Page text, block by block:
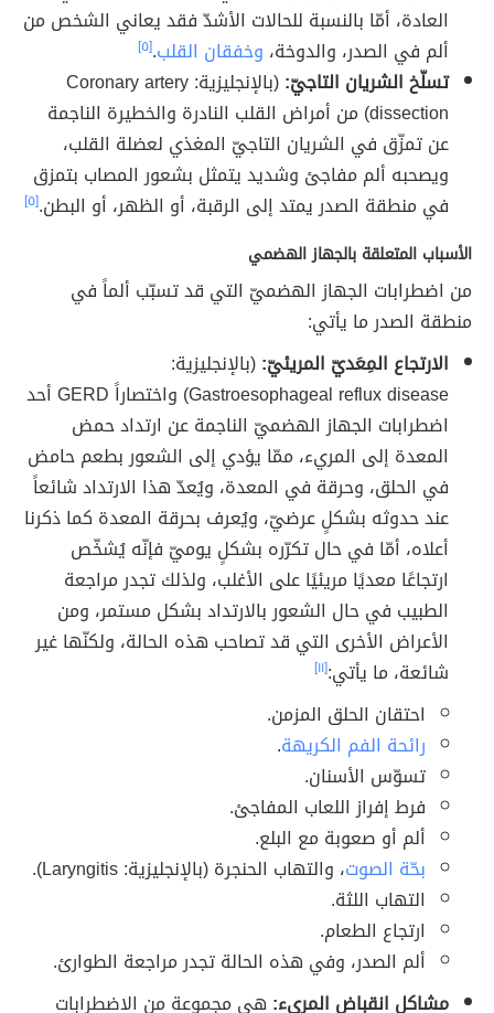
العادة، أمّا بالنسبة للحالات الأشدّ فقد يعاني الشخص من
ألم في الصدر، والدوخة، وخفقان القلب.[٥]
تسلّخ الشريان التاجيّ:
(بالإنجليزية: Coronary artery
dissection) من أمراض القلب النادرة والخطيرة الناجمة
عن تمزّق في الشريان التاجيّ المغذي لعضلة القلب،
ويصحبه ألم مفاجئ وشديد يتمثل بشعور المصاب بتمزق
في منطقة الصدر يمتد إلى الرقبة، أو الظهر، أو البطن.[٥]
الأسباب المتعلقة بالجهاز الهضمي
من اضطرابات الجهاز الهضميّ التي قد تسبّب ألماً في
منطقة الصدر ما يأتي:
الارتجاع المِعَديّ المريئيّ:(بالإنجليزية:
Gastroesophageal reflux disease) واختصاراً GERD أحد
اضطرابات الجهاز الهضميّ الناجمة عن ارتداد حمض
المعدة إلى المريء، ممّا يؤدي إلى الشعور بطعم حامض
في الحلق، وحرقة في المعدة، ويُعدّ هذا الارتداد شائعاً
عند حدوثه بشكلٍ عرضيّ، ويُعرف بحرقة المعدة كما ذكرنا
أعلاه، أمّا في حال تكرّره بشكلٍ يوميّ فإنّه يُشخّص
ارتجاعًا معديًا مريئيًا على الأغلب، ولذلك تجدر مراجعة
الطبيب في حال الشعور بالارتداد بشكل مستمر، ومن
الأعراض الأخرى التي قد تصاحب هذه الحالة، ولكنّها غير
شائعة، ما يأتي:[١١]
احتقان الحلق المزمن.
رائحة الفم الكريهة.
تسوّس الأسنان.
فرط إفراز اللعاب المفاجئ.
ألم أو صعوبة مع البلع.
بحّة الصوت، والتهاب الحنجرة (بالإنجليزية: Laryngitis).
التهاب اللثة.
ارتجاع الطعام.
ألم الصدر، وفي هذه الحالة تجدر مراجعة الطوارئ.
مشاكل انقباض المريء: هي مجموعة من الاضطرابات